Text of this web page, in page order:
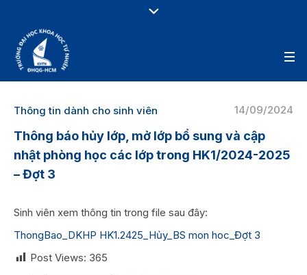
14/09/2024
Thông tin dành cho sinh viên
Thông báo hủy lớp, mở lớp bổ sung và cập
nhật phòng học các lớp trong HK1/2024-2025
– Đợt 3
Sinh viên xem thông tin trong file sau đây:
ThongBao_DKHP HK1.2425_Hủy_BS mon hoc_Đợt 3
Post Views: 365